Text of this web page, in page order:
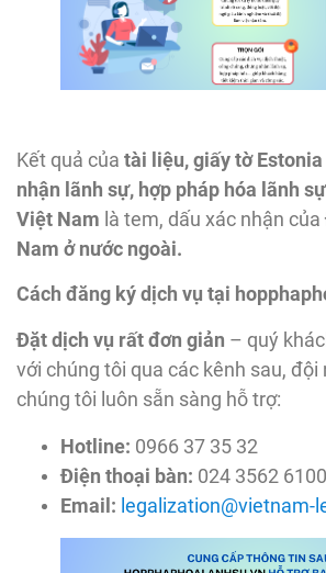
Kết quả của tài liệu, giấy tờ Estonia
nhận lãnh sự, hợp pháp hóa lãnh
Việt Nam là tem, dấu xác nhận của
Nam ở nước ngoài.
Cách đăng ký dịch vụ tại
Đặt dịch vụ rất đơn giản – quý
với chúng tôi qua các kênh sau, đội
chúng tôi luôn sẵn sàng hỗ trợ:
Hotline: 0966 37 35 32
Điện thoại bàn: 024 3562 6100
Email: legalization@vietnam-